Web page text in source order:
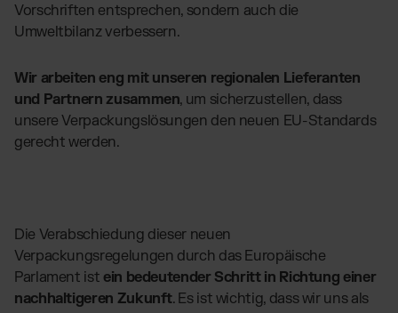
Vorschriften entsprechen, sondern auch die
Umweltbilanz verbessern.
Wir arbeiten eng mit unseren regionalen Lieferanten
und Partnern zusammen, um sicherzustellen, dass
unsere Verpackungslösungen den neuen EU-Standards
gerecht werden.
Die Verabschiedung dieser neuen
Verpackungsregelungen durch das Europäische
Parlament ist ein bedeutender Schritt in Richtung einer
nachhaltigeren Zukunft. Es ist wichtig, dass wir uns als